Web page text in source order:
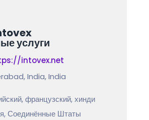
услуги
intovex.net
India, India
французский, хинди
Соединённые Штаты